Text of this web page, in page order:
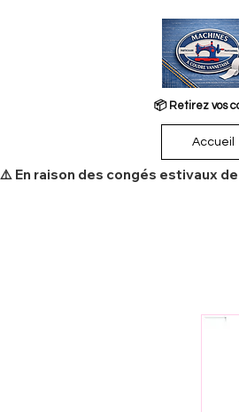
📦 Retirez vos
Accueil
​⚠️ En raison des congés estivaux